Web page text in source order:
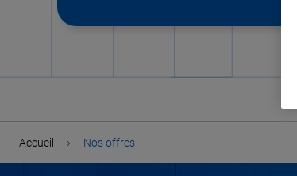
Accueil › Nos offres